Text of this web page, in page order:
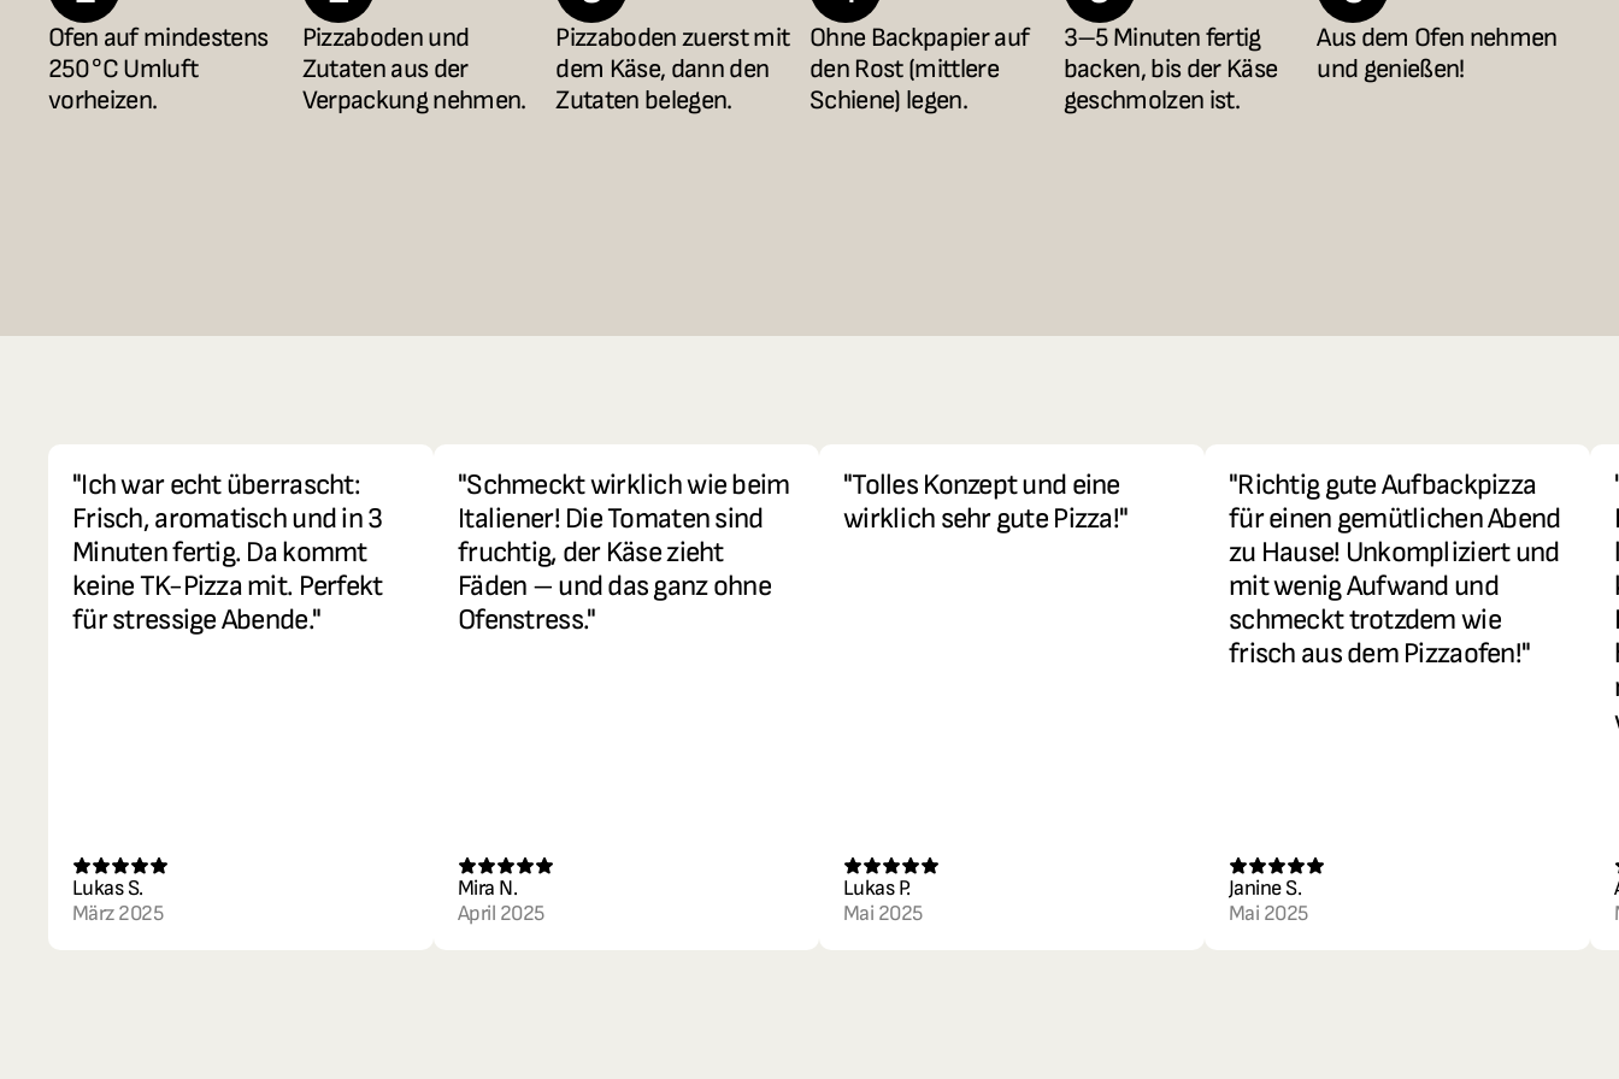
Ofen auf mindestens
250 °C Umluft
vorheizen.
Pizzaboden und
Zutaten aus der
Verpackung nehmen.
Pizzaboden zuerst mit
dem Käse, dann den
Zutaten belegen.
Ohne Backpapier auf
den Rost (mittlere
Schiene) legen.
3–5 Minuten fertig
backen, bis der Käse
geschmolzen ist.
Aus dem Ofen nehmen
und genießen!
"Ich war echt überrascht:
Frisch, aromatisch und in 3
Minuten fertig. Da kommt
keine TK-Pizza mit. Perfekt
für stressige Abende."
Lukas S.
März 2025
"Schmeckt wirklich wie beim
Italiener! Die Tomaten sind
fruchtig, der Käse zieht
Fäden – und das ganz ohne
Ofenstress."
Mira N.
April 2025
"Tolles Konzept und eine
wirklich sehr gute Pizza!"
Lukas P.
Mai 2025
"Richtig gute Aufbackpizza
für einen gemütlichen Abend
zu Hause! Unkompliziert und
mit wenig Aufwand und
schmeckt trotzdem wie
frisch aus dem Pizzaofen!"
Janine S.
Mai 2025